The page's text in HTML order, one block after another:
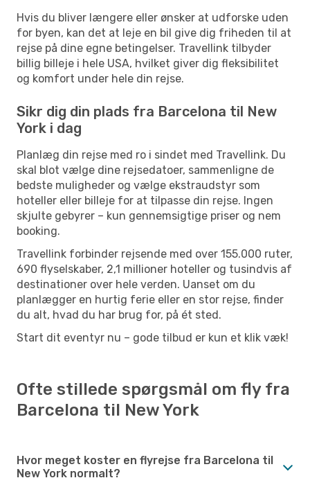
Hvis du bliver længere eller ønsker at udforske uden
for byen, kan det at leje en bil give dig friheden til at
rejse på dine egne betingelser. Travellink tilbyder
billig billeje i hele USA, hvilket giver dig fleksibilitet
og komfort under hele din rejse.
Sikr dig din plads fra Barcelona til New
York i dag
Planlæg din rejse med ro i sindet med Travellink. Du
skal blot vælge dine rejsedatoer, sammenligne de
bedste muligheder og vælge ekstraudstyr som
hoteller eller billeje for at tilpasse din rejse. Ingen
skjulte gebyrer – kun gennemsigtige priser og nem
booking.
Travellink forbinder rejsende med over 155.000 ruter,
690 flyselskaber, 2,1 millioner hoteller og tusindvis af
destinationer over hele verden. Uanset om du
planlægger en hurtig ferie eller en stor rejse, finder
du alt, hvad du har brug for, på ét sted.
Start dit eventyr nu – gode tilbud er kun et klik væk!
Ofte stillede spørgsmål om fly fra
Barcelona til New York
Hvor meget koster en flyrejse fra Barcelona til
New York normalt?